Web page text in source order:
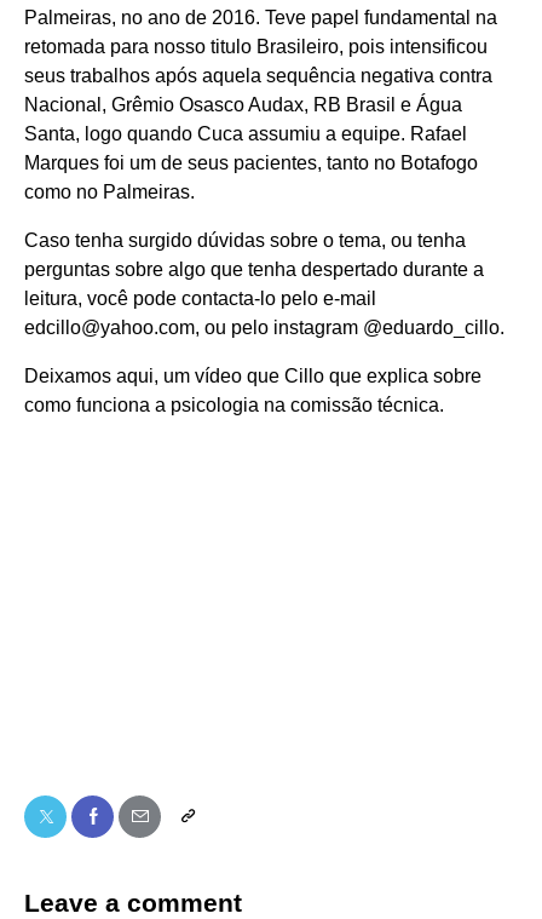
Palmeiras, no ano de 2016. Teve papel fundamental na
retomada para nosso titulo Brasileiro, pois intensificou
seus trabalhos após aquela sequência negativa contra
Nacional, Grêmio Osasco Audax, RB Brasil e Água
Santa, logo quando Cuca assumiu a equipe. Rafael
Marques foi um de seus pacientes, tanto no Botafogo
como no Palmeiras.
Caso tenha surgido dúvidas sobre o tema, ou tenha
perguntas sobre algo que tenha despertado durante a
leitura, você pode contacta-lo pelo e-mail
edcillo@yahoo.com, ou pelo instagram @eduardo_cillo.
Deixamos aqui, um vídeo que Cillo que explica sobre
como funciona a psicologia na comissão técnica.
Leave a comment